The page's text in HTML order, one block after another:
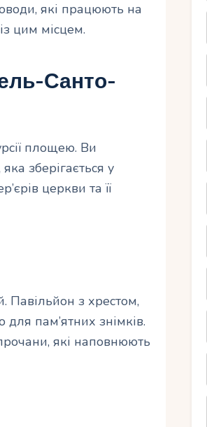
які працюють на
цим місцем.
Санто-
площею. Ви
зберігається у
церкви та її
Павільйон з хрестом,
пам’ятних знімків.
які наповнюють